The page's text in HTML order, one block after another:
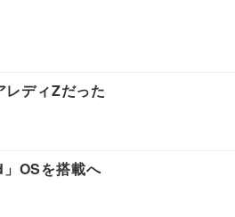
レディZだった
OSを搭載へ